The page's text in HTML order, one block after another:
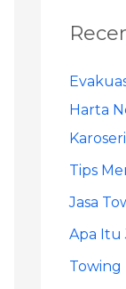
c
f
o
r
Harta
Tips
Jasa
Apa Itu
Towing